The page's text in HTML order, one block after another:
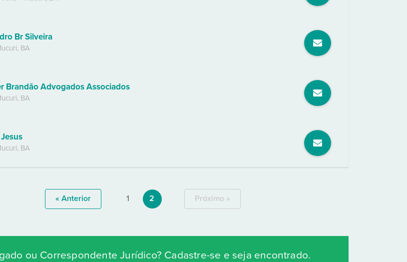
Br Silveira
, BA
Brandão Advogados Associados
, BA
, BA
« Anterior 1 2 Próximo »
ou Correspondente Jurídico? Cadastre-se e seja encontrado.